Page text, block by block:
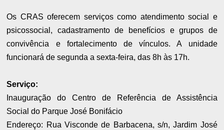
Os CRAS oferecem serviços como atendimento social e
psicossocial, cadastramento de benefícios e grupos de
convivência e fortalecimento de vínculos. A unidade
funcionará de segunda a sexta-feira, das 8h às 17h.
Serviço:
Inauguração do Centro de Referência de Assistência
Social do Parque José Bonifácio
Endereço: Rua Visconde de Barbacena, s/n, Jardim José